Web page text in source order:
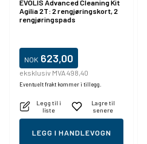
EVOLIS Advanced Cleaning Kit
Agilia 2T: 2 rengjøringskort, 2
rengjøringspads
NOK 623,00
eksklusiv MVA 498,40
Eventuelt frakt kommer i tillegg.
Legg til i
liste
Lagre til
senere
LEGG I HANDLEVOGN